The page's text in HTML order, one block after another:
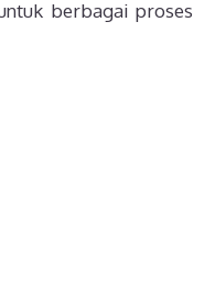
berbagai proses